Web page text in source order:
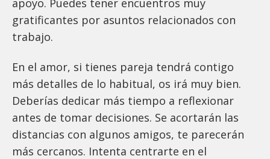
apoyo. Puedes tener encuentros muy
gratificantes por asuntos relacionados con
trabajo.
En el amor, si tienes pareja tendrá contigo
más detalles de lo habitual, os irá muy bien.
Deberías dedicar más tiempo a reflexionar
antes de tomar decisiones. Se acortarán las
distancias con algunos amigos, te parecerán
más cercanos. Intenta centrarte en el